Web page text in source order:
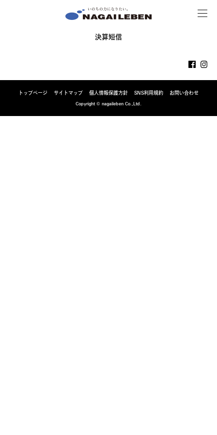
MENU
決算短信
トップページ サイトマップ 個人情報保護方針 SNS利用規約
お問い合わせ
Copyright © nagaileben Co.,Ltd.